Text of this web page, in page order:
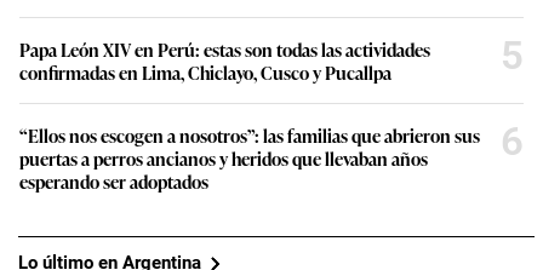
Papa León XIV en Perú: estas son todas las actividades
confirmadas en Lima, Chiclayo, Cusco y Pucallpa
5
“Ellos nos escogen a nosotros”: las familias que abrieron sus
puertas a perros ancianos y heridos que llevaban años
esperando ser adoptados
6
Lo último en Argentina